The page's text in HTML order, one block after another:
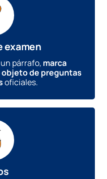
examen
párrafo, marca
de preguntas
oficiales.